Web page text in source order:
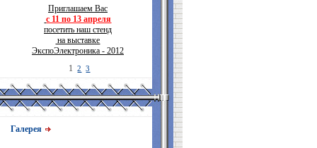
Приглашаем Вас
с 11 по 13 апреля
посетить наш стенд
на выставке
ЭкспоЭлектроника - 2012
1
2 3
Галерея